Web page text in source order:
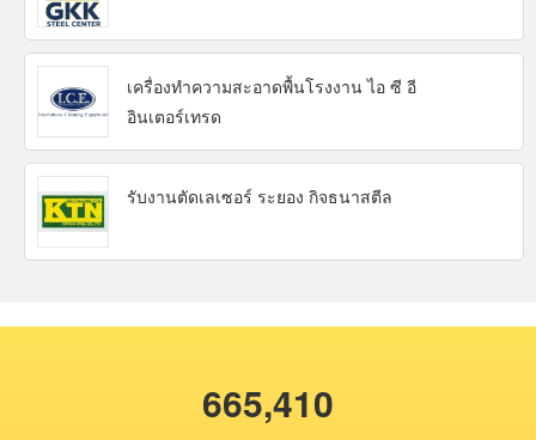
เครื่องทำความสะอาดพื้นโรงงาน ไอ ซี อี
อินเตอร์เทรด
รับงานตัดเลเซอร์ ระยอง กิจธนาสตีล
665,410